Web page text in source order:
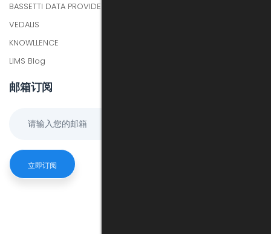
BASSETTI DATA PROVIDER
VEDALIS
KNOWLLENCE
LIMS Blog
邮箱订阅
立即订阅